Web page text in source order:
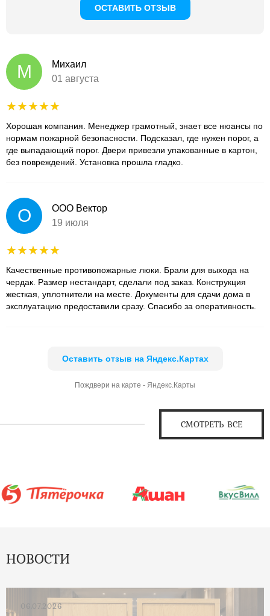
ОСТАВИТЬ ОТЗЫВ
М
Михаил
01 августа
Хорошая компания. Менеджер грамотный, знает все нюансы по
нормам пожарной безопасности. Подсказал, где нужен порог, а
где выпадающий порог. Двери привезли упакованные в картон,
без повреждений. Установка прошла гладко.
О
ООО Вектор
19 июля
Качественные противопожарные люки. Брали для выхода на
чердак. Размер нестандарт, сделали под заказ. Конструкция
жесткая, уплотнители на месте. Документы для сдачи дома в
эксплуатацию предоставили сразу. Спасибо за оперативность.
Оставить отзыв на Яндекс.Картах
Пождвери на карте - Яндекс.Карты
СМОТРЕТЬ ВСЕ
НОВОСТИ
06.07.2026